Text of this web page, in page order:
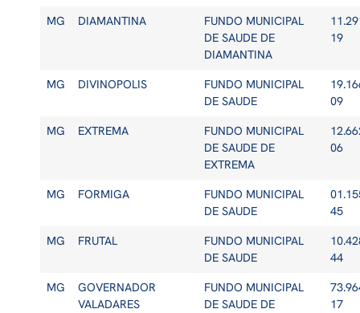
MG DIAMANTINA
FUNDO MUNICIPAL
DE SAUDE DE
DIAMANTINA
19
MG DIVINOPOLIS
FUNDO MUNICIPAL
DE SAUDE
09
MG EXTREMA
FUNDO MUNICIPAL
DE SAUDE DE
EXTREMA
06
MG FORMIGA
FUNDO MUNICIPAL
DE SAUDE
45
MG FRUTAL
FUNDO MUNICIPAL
DE SAUDE
44
MG
GOVERNADOR
VALADARES
FUNDO MUNICIPAL
DE SAUDE DE
17